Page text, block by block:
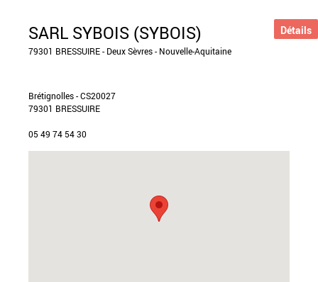
SARL SYBOIS (SYBOIS)
79301 BRESSUIRE - Deux Sèvres - Nouvelle-Aquitaine
Brétignolles - CS20027
79301 BRESSUIRE
05 49 74 54 30
Détails